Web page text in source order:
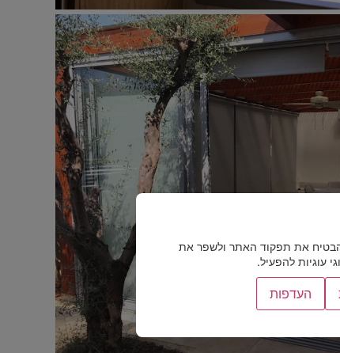
את תפקוד האתר ולשפר את
עוגיות להפעיל.
העדפות